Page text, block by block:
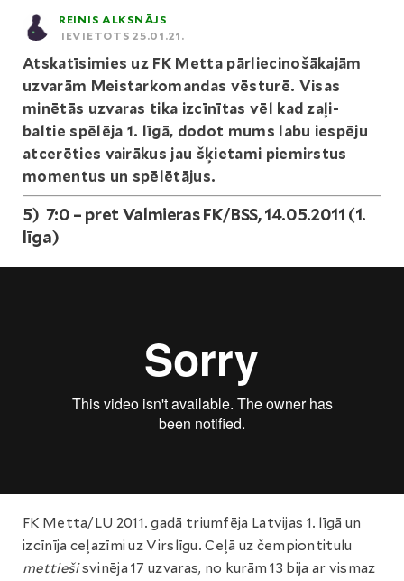
REINIS ALKSNĀJS
IEVIETOTS 25.01.21.
Atskatīsimies uz FK Metta pārliecinošākajām
uzvarām Meistarkomandas vēsturē. Visas
minētās uzvaras tika izcīnītas vēl kad zaļi-
baltie spēlēja 1. līgā, dodot mums labu iespēju
atcerēties vairākus jau šķietami piemirstus
momentus un spēlētājus.
5) 7:0 – pret Valmieras FK/BSS, 14.05.2011 (1.
līga)
FK Metta/LU 2011. gadā triumfēja Latvijas 1. līgā un
izcīnīja ceļazīmi uz Virslīgu. Ceļā uz čempiontitulu
mettiešisvinēja 17 uzvaras, no kurām 13 bija ar vismaz